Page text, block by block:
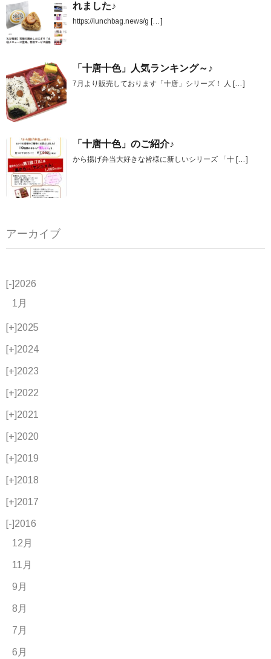
れました♪
https://lunchbag.news/g […]
「十唐十色」人気ランキング～♪
7月より販売しております「十唐」シリーズ！ 人 […]
「十唐十色」のご紹介♪
から揚げ弁当大好きな皆様に新しいシリーズ 「十 […]
アーカイブ
[-]2026
1月
[+]2025
[+]2024
[+]2023
[+]2022
[+]2021
[+]2020
[+]2019
[+]2018
[+]2017
[-]2016
12月
11月
9月
8月
7月
6月